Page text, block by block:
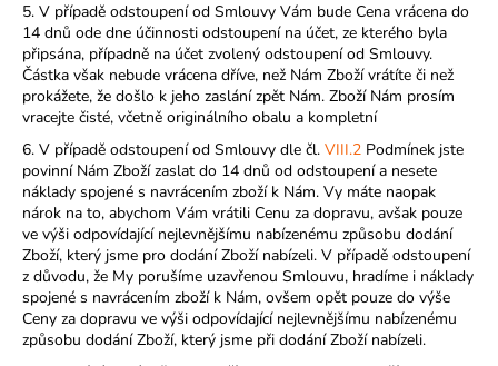
5. V případě odstoupení od Smlouvy Vám bude Cena vrácena do
14 dnů ode dne účinnosti odstoupení na účet, ze kterého byla
připsána, případně na účet zvolený odstoupení od Smlouvy.
Částka však nebude vrácena dříve, než Nám Zboží vrátíte či než
prokážete, že došlo k jeho zaslání zpět Nám. Zboží Nám prosím
vracejte čisté, včetně originálního obalu a kompletní
6. V případě odstoupení od Smlouvy dle čl. VIII.2 Podmínek jste
povinní Nám Zboží zaslat do 14 dnů od odstoupení a nesete
náklady spojené s navrácením zboží k Nám. Vy máte naopak
nárok na to, abychom Vám vrátili Cenu za dopravu, avšak pouze
ve výši odpovídající nejlevnějšímu nabízenému způsobu dodání
Zboží, který jsme pro dodání Zboží nabízeli. V případě odstoupení
z důvodu, že My porušíme uzavřenou Smlouvu, hradíme i náklady
spojené s navrácením zboží k Nám, ovšem opět pouze do výše
Ceny za dopravu ve výši odpovídající nejlevnějšímu nabízenému
způsobu dodání Zboží, který jsme při dodání Zboží nabízeli.